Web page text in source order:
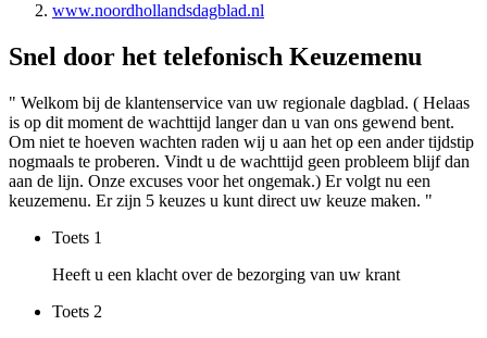
www.noordhollandsdagblad.nl
Snel door het telefonisch Keuzemenu
" Welkom bij de klantenservice van uw regionale dagblad. ( Helaas
is op dit moment de wachttijd langer dan u van ons gewend bent.
Om niet te hoeven wachten raden wij u aan het op een ander tijdstip
nogmaals te proberen. Vindt u de wachttijd geen probleem blijf dan
aan de lijn. Onze excuses voor het ongemak.) Er volgt nu een
keuzemenu. Er zijn 5 keuzes u kunt direct uw keuze maken. "
Toets 1
Heeft u een klacht over de bezorging van uw krant
Toets 2